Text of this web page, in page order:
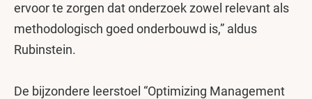
ervoor te zorgen dat onderzoek zowel relevant als
methodologisch goed onderbouwd is,” aldus
Rubinstein.
De bijzondere leerstoel “Optimizing Management